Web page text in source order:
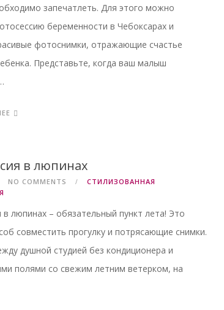
запечатлеть. Для этого можно
беременности в Чебоксарах и
фотоснимки, отражающие счастье
Представьте, когда ваш малыш
в люпинах
NO COMMENTS
СТИЛИЗОВАННАЯ
в люпинах – обязательный пункт лета! Это
совместить прогулку и потрясающие снимки.
душной студией без кондиционера и
полями со свежим летним ветерком, на